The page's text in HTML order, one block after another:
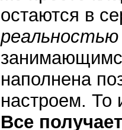
остаются в
наполнена
настроем.
Все